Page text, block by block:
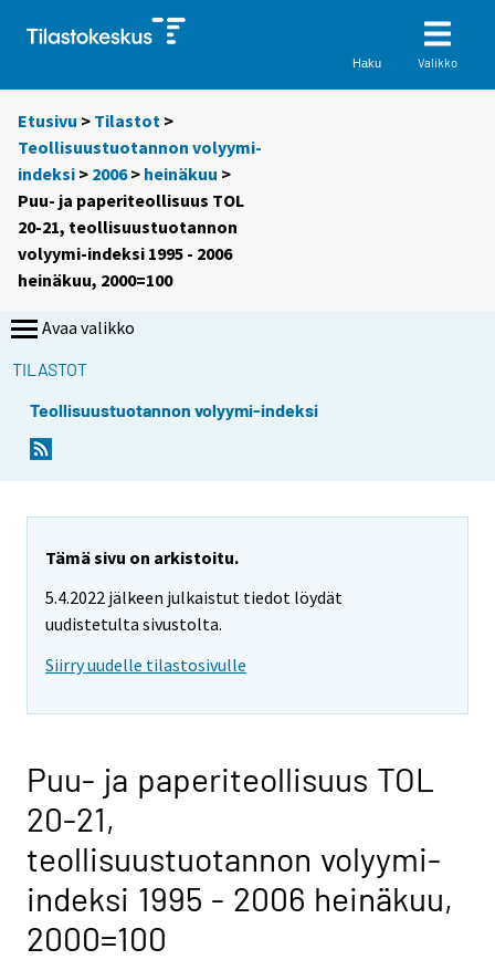
Haku Valikko
Etusivu > Tilastot >
Teollisuustuotannon volyymi-
indeksi > 2006> heinäkuu >
Puu- ja paperiteollisuus TOL
20-21, teollisuustuotannon
volyymi-indeksi 1995 - 2006
heinäkuu, 2000=100
Avaa valikko
TILASTOT
Teollisuustuotannon volyymi-indeksi
Tämä sivu on arkistoitu.
5.4.2022 jälkeen julkaistut tiedot löydät
uudistetulta sivustolta.
Siirry uudelle tilastosivulle
Puu- ja paperiteollisuus TOL
20-21,
teollisuustuotannon volyymi-
indeksi 1995 - 2006 heinäkuu,
2000=100